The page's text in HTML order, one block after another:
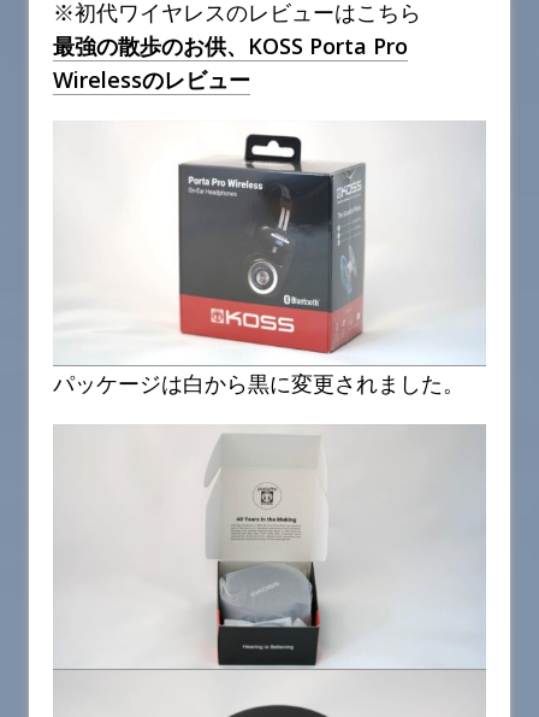
※初代ワイヤレスのレビューはこちら
最強の散歩のお供、KOSS Porta Pro
Wirelessのレビュー
パッケージは白から黒に変更されました。